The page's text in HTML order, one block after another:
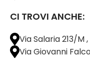
CI TROVI ANCHE:
Via Salaria 213/M
Via Giovanni